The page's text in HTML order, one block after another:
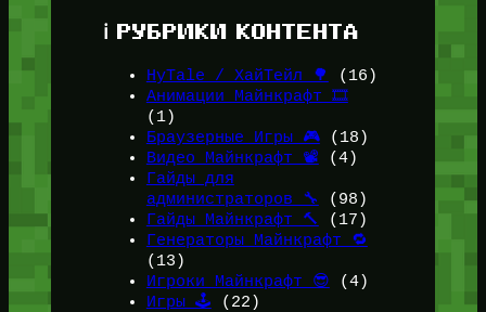
ℹ️ РУБРИКИ КОНТЕНТА
HyTale / ХайТейл 🌳
(16)
Анимации Майнкрафт 🎞️
(1)
Браузерные Игры 🎮(18)
Видео Майнкрафт 📽️ (4)
Гайды для
администраторов 🔧
(98)
Гайды Майнкрафт 🔨
(17)
Генераторы Майнкрафт 🔁
(13)
Игроки Майнкрафт 😎 (4)
Игры 🕹️ (22)